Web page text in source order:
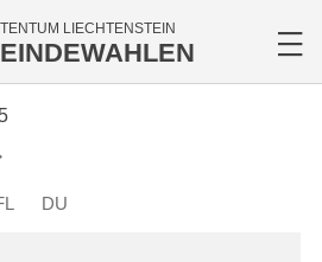
LIECHTENSTEIN
DU